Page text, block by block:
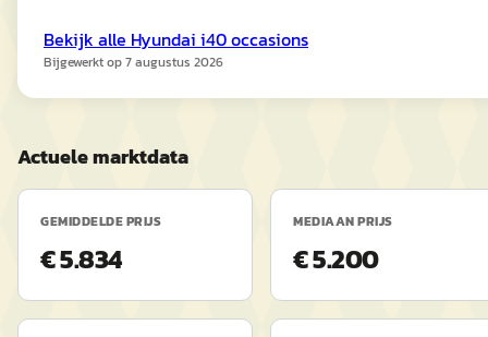
Bekijk alle Hyundai i40occasions
Bijgewerkt op7 augustus 2026
Actuele marktdata
GEMIDDELDE PRIJS
€ 5.834
MEDIAAN PRIJS
€ 5.200